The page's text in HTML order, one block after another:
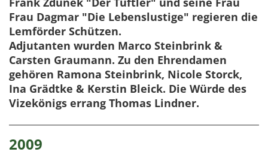
Frau Dagmar "Die Lebenslustige" regieren die
Lemförder Schützen.
Adjutanten wurden Marco Steinbrink &
Carsten Graumann. Zu den Ehrendamen
gehören Ramona Steinbrink, Nicole Storck,
Ina Grädtke & Kerstin Bleick. Die Würde des
Vizekönigs errang Thomas Lindner.
2009